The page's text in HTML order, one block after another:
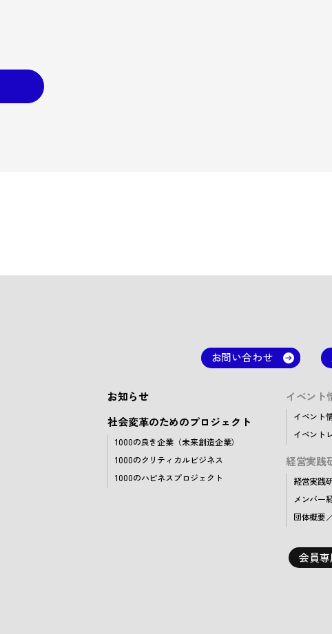
お問い合わせ
お知らせ
社会変革のためのプロジェクト
1000の良き企業（未来創造企業）
1000のクリティカルビジネス
1000のハピネスプロジェクト
イベント
イベント
イベント
経営実践
経営実践
メンバー
団体概要
会員